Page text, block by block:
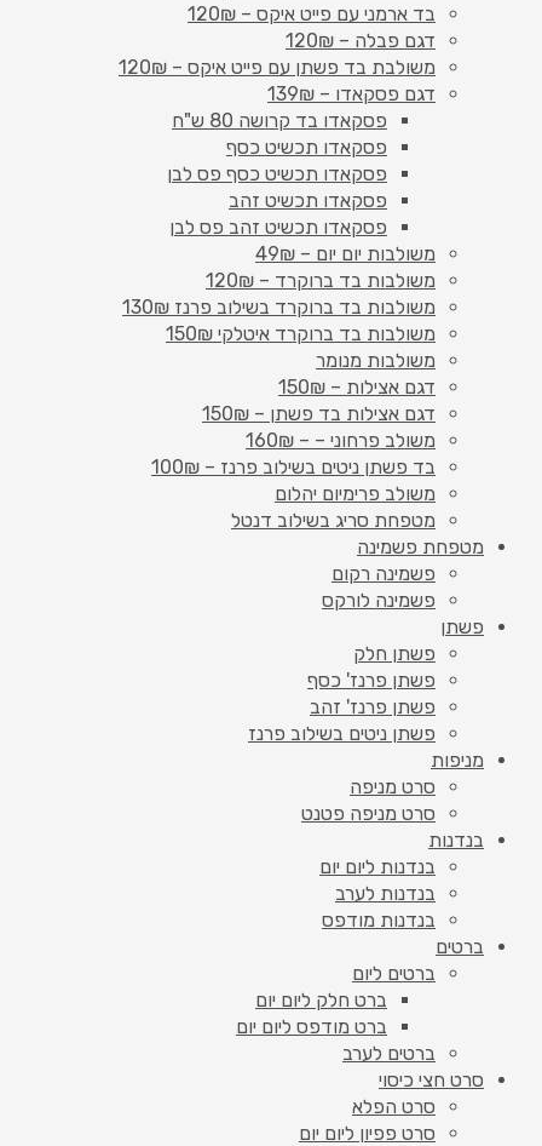
בד ארמני עם פייט איקס – 120₪
דגם פבלה – 120₪
משולבת בד פשתן עם פייט איקס – 120₪
דגם פסקאדו – 139₪
פסקאדו בד קרושה 80 ש"ח
פסקאדו תכשיט כסף
פסקאדו תכשיט כסף פס לבן
פסקאדו תכשיט זהב
פסקאדו תכשיט זהב פס לבן
משולבות יום יום – 49₪
משולבות בד ברוקרד – 120₪
משולבות בד ברוקרד בשילוב פרנז 130₪
משולבות בד ברוקרד איטלקי 150₪
משולבות מנומר
דגם אצילות – 150₪
דגם אצילות בד פשתן – 150₪
משולב פרחוני – – 160₪
בד פשתן ניטים בשילוב פרנז – 100₪
משולב פרימיום יהלום
מטפחת סריג בשילוב דנטל
מטפחת פשמינה
פשמינה רקום
פשמינה לורקס
פשתן
פשתן חלק
פשתן פרנז' כסף
פשתן פרנז' זהב
פשתן ניטים בשילוב פרנז
מניפות
סרט מניפה
סרט מניפה פטנט
בנדנות
בנדנות ליום יום
בנדנות לערב
בנדנות מודפס
ברטים
ברטים ליום
ברט חלק ליום יום
ברט מודפס ליום יום
ברטים לערב
סרט חצי כיסוי
סרט הפלא
סרט פפיון ליום יום